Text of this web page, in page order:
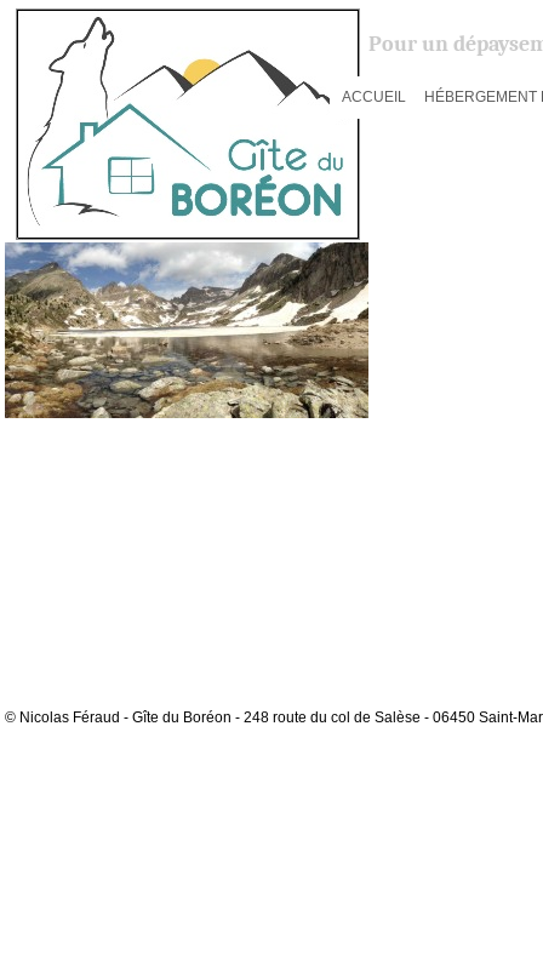
Pour un
ACCUEIL HÉBERGEMENT
© Nicolas Féraud - Gîte du Boréon - 248 route du col de Salèse - 06450 Saint-